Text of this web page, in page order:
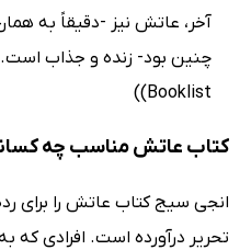
آخر، عاتش نیز -دقیقاً به
Booklist))
کتاب عاتش مناسب چه
انجی سیج کتاب عاتش را برای
تحریر درآورده است. افرادی که